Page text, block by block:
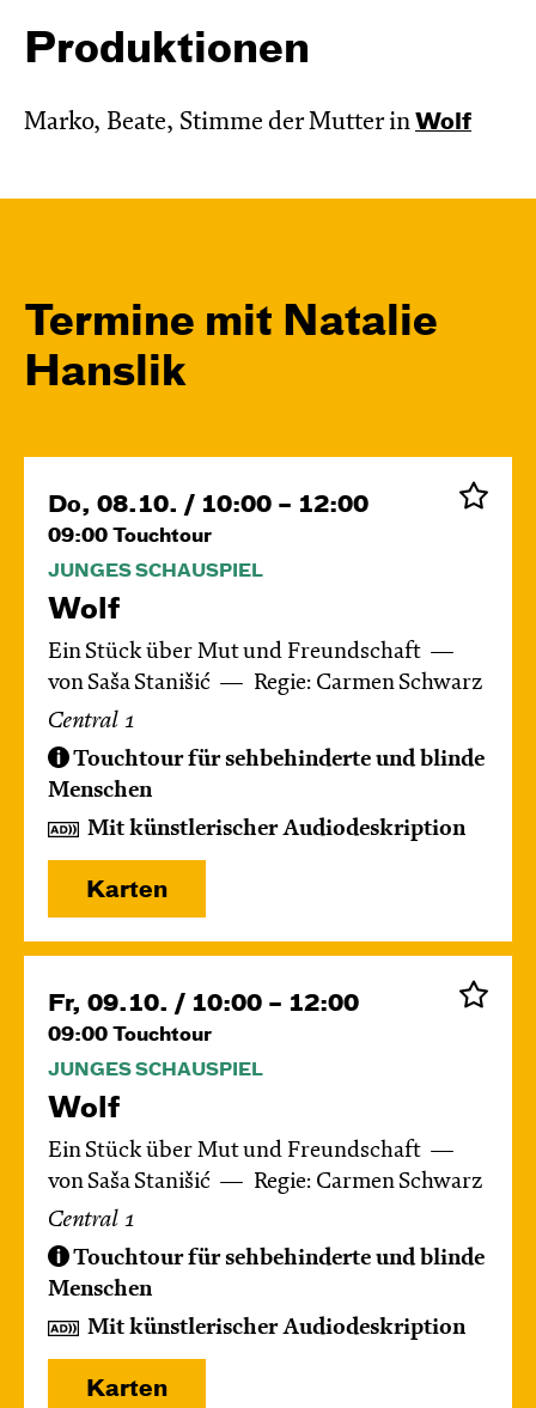
Produktionen
Marko, Beate, Stimme der Mutter in Wolf
Termine mit Natalie
Hanslik
Do, 08.10. / 10:00 – 12:00
09:00 Touchtour
JUNGES SCHAUSPIEL
Wolf
Ein Stück über Mut und Freundschaft
von Saša Stanišić
Regie: Carmen Schwarz
Central 1
Touchtour für sehbehinderte und blinde
Menschen
Mit künstlerischer Audiodeskription
Karten
Fr, 09.10. / 10:00 – 12:00
09:00 Touchtour
JUNGES SCHAUSPIEL
Wolf
Ein Stück über Mut und Freundschaft
von Saša Stanišić
Regie: Carmen Schwarz
Central 1
Touchtour für sehbehinderte und blinde
Menschen
Mit künstlerischer Audiodeskription
Karten